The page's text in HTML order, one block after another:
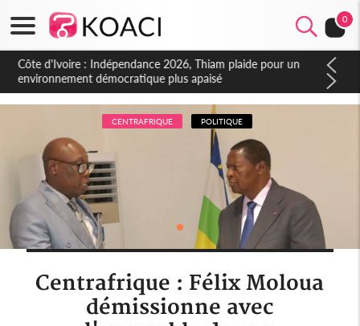
0
Côte d'Ivoire : Indépendance 2026, Thiam plaide pour un
environnement démocratique plus apaisé
CENTRAFRIQUE POLITIQUE
Centrafrique : Félix Moloua
démissionne avec